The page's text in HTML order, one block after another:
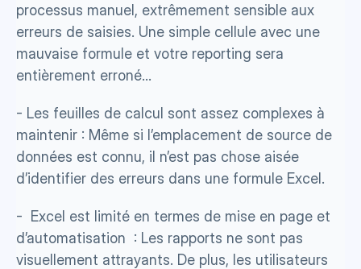
processus manuel, extrêmement sensible aux
erreurs de saisies. Une simple cellule avec une
mauvaise formule et votre reporting sera
entièrement erroné…
- Les feuilles de calcul sont assez complexes à
maintenir : Même si l’emplacement de source de
données est connu, il n’est pas chose aisée
d’identifier des erreurs dans une formule Excel.
-  Excel est limité en termes de mise en page et
d’automatisation  : Les rapports ne sont pas
visuellement attrayants. De plus, les utilisateurs